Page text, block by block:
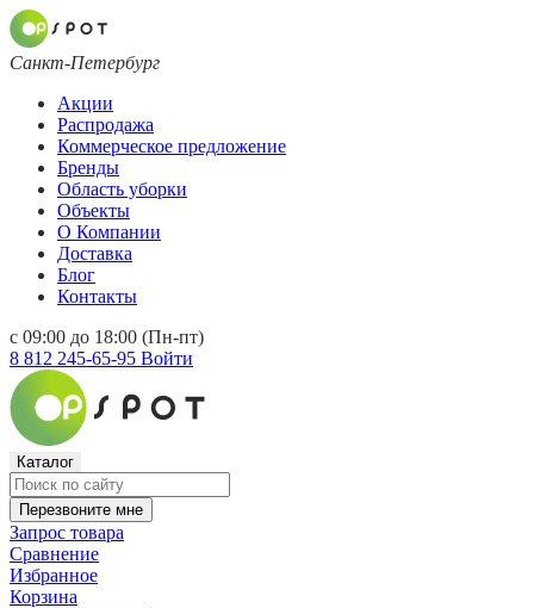
Санкт-Петербург
Акции
Распродажа
Коммерческое предложение
Бренды
Область уборки
Объекты
О Компании
Доставка
Блог
Контакты
с 09:00 до 18:00 (Пн-пт)
8 812 245-65-95 Войти
Каталог
Перезвоните мне
Запрос товара
Сравнение
Избранное
Корзина